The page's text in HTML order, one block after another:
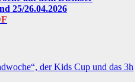
25/26.04.2026
der Kids Cup und das 3h